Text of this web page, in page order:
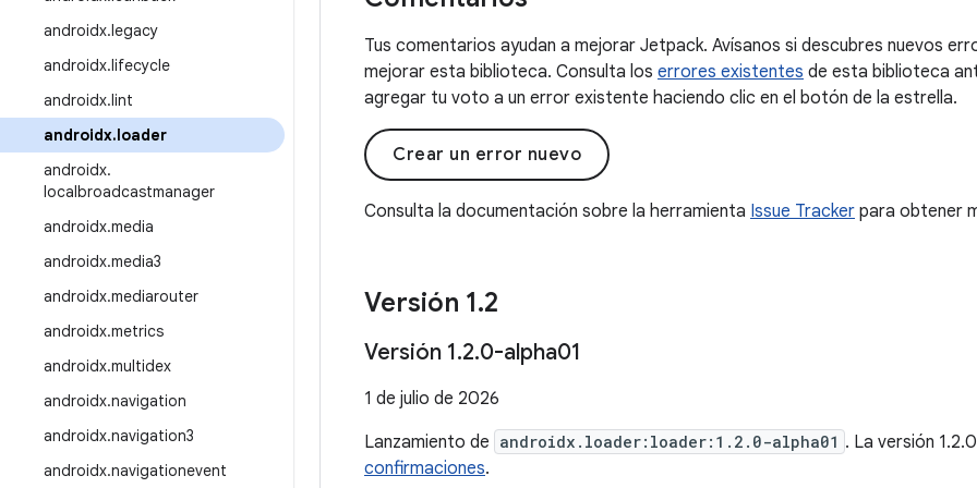
androidx.legacy
androidx.lifecycle
androidx.lint
androidx.loader
androidx.
localbroadcastmanager
androidx.media
androidx.media3
androidx.mediarouter
androidx.metrics
androidx.multidex
androidx.navigation
androidx.navigation3
androidx.navigationevent
Tus comentarios ayudan a mejorar Jetpack. Avísanos si descubres nuevos
mejorar esta biblioteca. Consulta los errores existentes de esta biblioteca
agregar tu voto a un error existente haciendo clic en el botón de la estrella.
Crear un error nuevo
Consulta la documentación sobre la herramienta Issue Tracker para obtener
Versión 1.2
Versión 1.2.0-alpha01
1 de julio de 2026
Lanzamiento de androidx.loader:loader:1.2.0-alpha01 . La versión
confirmaciones.